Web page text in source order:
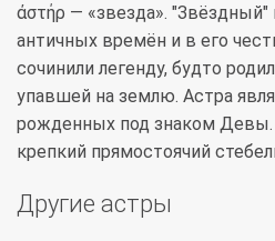
άστήρ — «звезда».
античных времён и в его
сочинили легенду, будто
упавшей на землю. Астра
рожденных под знаком Девы.
крепкий прямостоячий
Другие астры